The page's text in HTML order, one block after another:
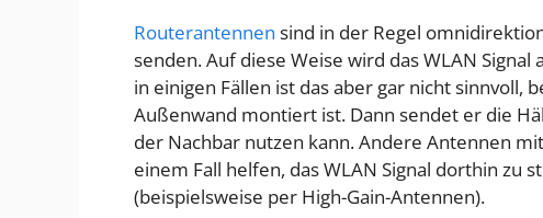
Routerantennen sind in der Regel
senden. Auf diese Weise wird das WLAN
in einigen Fällen ist das aber gar nicht sinnvoll,
Außenwand montiert ist. Dann sendet er die
der Nachbar nutzen kann. Andere Antennen
einem Fall helfen, das WLAN Signal dorthin zu
(beispielsweise per High-Gain-Antennen).